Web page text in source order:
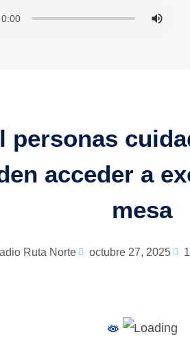
personas
acceder a
mesa
Ruta Norte octubre 27, 2025